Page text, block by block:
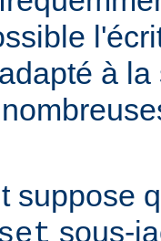
à
suppose
sous-